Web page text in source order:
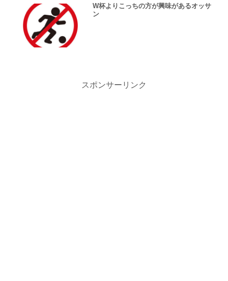
W杯よりこっちの方が興味があるオッサ
ン
スポンサーリンク